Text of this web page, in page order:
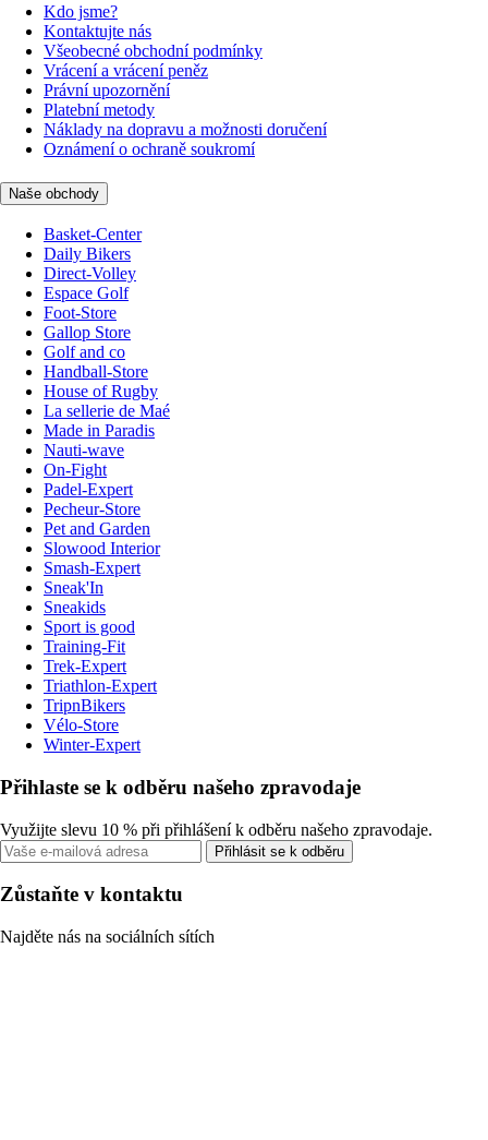
Kdo jsme?
Kontaktujte nás
Všeobecné obchodní podmínky
Vrácení a vrácení peněz
Právní upozornění
Platební metody
Náklady na dopravu a možnosti doručení
Oznámení o ochraně soukromí
Naše obchody
Basket-Center
Daily Bikers
Direct-Volley
Espace Golf
Foot-Store
Gallop Store
Golf and co
Handball-Store
House of Rugby
La sellerie de Maé
Made in Paradis
Nauti-wave
On-Fight
Padel-Expert
Pecheur-Store
Pet and Garden
Slowood Interior
Smash-Expert
Sneak'In
Sneakids
Sport is good
Training-Fit
Trek-Expert
Triathlon-Expert
TripnBikers
Vélo-Store
Winter-Expert
Přihlaste se k odběru našeho zpravodaje
Využijte slevu 10 % při přihlášení k odběru našeho zpravodaje.
Přihlásit se k odběru
Zůstaňte v kontaktu
Najděte nás na sociálních sítích